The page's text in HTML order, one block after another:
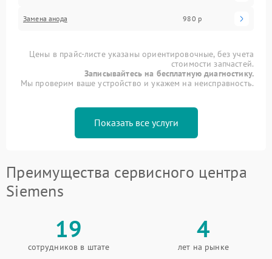
Замена анода 980 р
Цены в прайс-листе указаны ориентировочные, без учета
стоимости запчастей.
Записывайтесь на бесплатную диагностику.
Мы проверим ваше устройство и укажем на неисправность.
Показать все услуги
Преимущества сервисного центра
Siemens
19
сотрудников в штате
4
лет на рынке